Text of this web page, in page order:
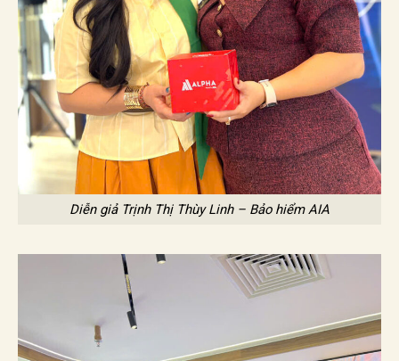
Diễn giả Trịnh Thị Thùy Linh – Bảo hiểm AIA